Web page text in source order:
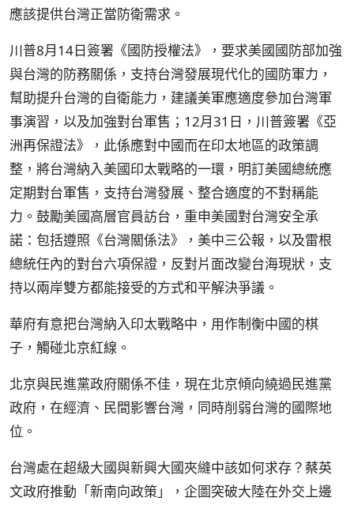
應該提供台灣正當防衛需求。
川普8月14日簽署《國防授權法》，要求美國國防部加強
與台灣的防務關係，支持台灣發展現代化的國防軍力，
幫助提升台灣的自衛能力，建議美軍應適度參加台灣軍
事演習，以及加強對台軍售；12月31日，川普簽署《亞
洲再保證法》，此係應對中國而在印太地區的政策調
整，將台灣納入美國印太戰略的一環，明訂美國總統應
定期對台軍售，支持台灣發展、整合適度的不對稱能
力。鼓勵美國高層官員訪台，重申美國對台灣安全承
諾：包括遵照《台灣關係法》，美中三公報，以及雷根
總統任內的對台六項保證，反對片面改變台海現狀，支
持以兩岸雙方都能接受的方式和平解決爭議。
華府有意把台灣納入印太戰略中，用作制衡中國的棋
子，觸碰北京紅線。
北京與民進黨政府關係不佳，現在北京傾向繞過民進黨
政府，在經濟、民間影響台灣，同時削弱台灣的國際地
位。
台灣處在超級大國與新興大國夾縫中該如何求存？蔡英
文政府推動「新南向政策」，企圖突破大陸在外交上邊